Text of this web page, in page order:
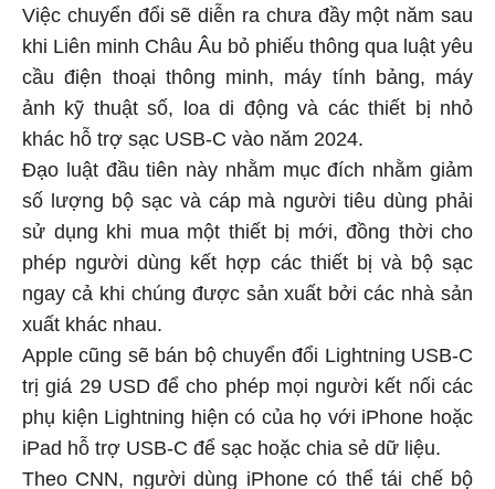
Việc chuyển đổi sẽ diễn ra chưa đầy một năm sau
khi Liên minh Châu Âu bỏ phiếu thông qua luật yêu
cầu điện thoại thông minh, máy tính bảng, máy
ảnh kỹ thuật số, loa di động và các thiết bị nhỏ
khác hỗ trợ sạc USB-C vào năm 2024.
Đạo luật đầu tiên này nhằm mục đích nhằm giảm
số lượng bộ sạc và cáp mà người tiêu dùng phải
sử dụng khi mua một thiết bị mới, đồng thời cho
phép người dùng kết hợp các thiết bị và bộ sạc
ngay cả khi chúng được sản xuất bởi các nhà sản
xuất khác nhau.
Apple cũng sẽ bán bộ chuyển đổi Lightning USB-C
trị giá 29 USD để cho phép mọi người kết nối các
phụ kiện Lightning hiện có của họ với iPhone hoặc
iPad hỗ trợ USB-C để sạc hoặc chia sẻ dữ liệu.
Theo CNN, người dùng iPhone có thể tái chế bộ